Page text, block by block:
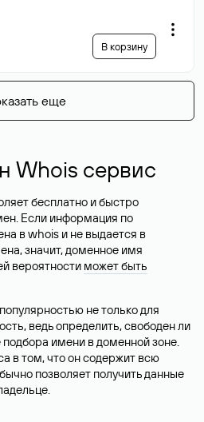
В корзину
еще
Whois сервис
бесплатно и быстро
Если информация по
в whois и не выдается в
значит, доменное имя
вероятности может быть
не только для
ведь определить, свободен ли
имени в доменной зоне.
в том, что он содержит всю
позволяет получить данные